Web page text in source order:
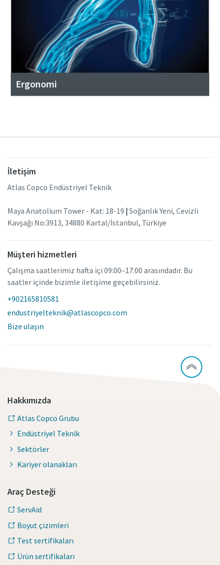
Ergonomi
İletişim
Atlas Copco Endüstriyel Teknik
Maya Anatolium Tower - Kat: 18-19 | Soğanlık Yeni, Cevizli
Kavşağı No:3913, 34880 Kartal/İstanbul, Türkiye
Müşteri hizmetleri
Çalışma saatlerimiz hafta içi 09:00–17:00 arasındadır. Bu
saatler içinde bizimle iletişime geçebilirsiniz.
+902165810581
endustriyelteknik@atlascopco.com
Bize ulaşın
Hakkımızda
Atlas Copco Grubu
Endüstriyel Teknik
Sektörler
Kariyer olanakları
Araç Desteği
ServAid
Boyut çizimleri
Test sertifikaları
Ürün sertifikaları